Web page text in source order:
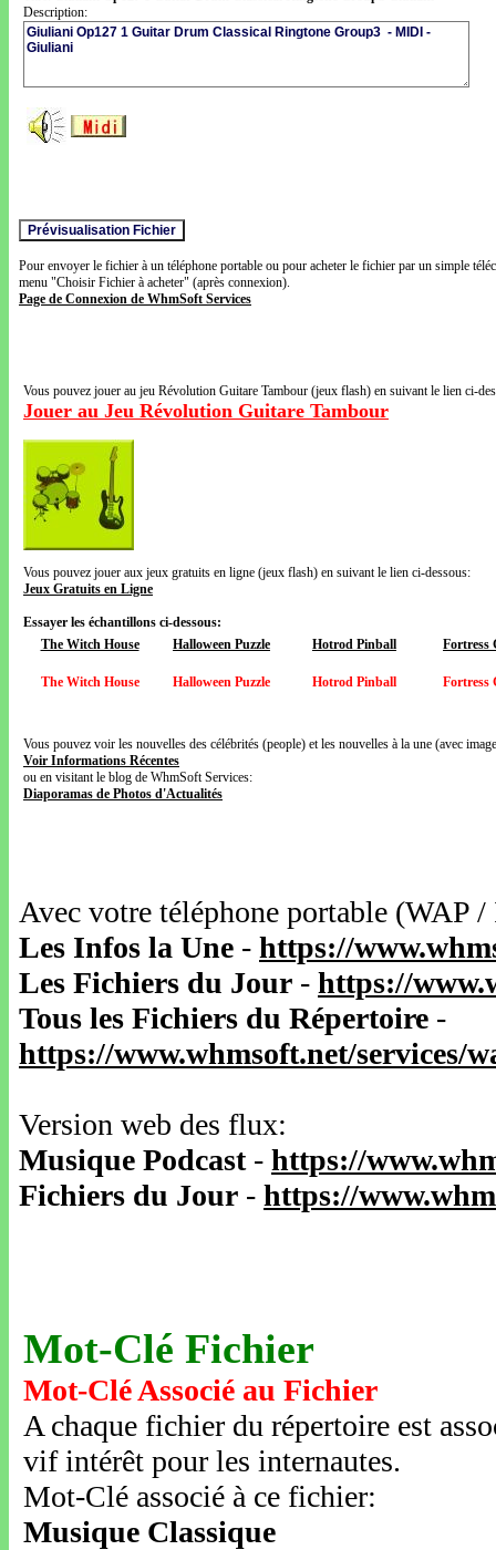
Description:
Pour envoyer le fichier à un téléphone portable ou pour acheter le fichier par un simple
menu "Choisir Fichier à acheter" (après connexion).
Page de Connexion de WhmSoft Services
Vous pouvez jouer au jeu Révolution Guitare Tambour (jeux flash) en suivant le lien ci-
Jouer au Jeu Révolution Guitare Tambour
Vous pouvez jouer aux jeux gratuits en ligne (jeux flash) en suivant le lien ci-dessous:
Jeux Gratuits en Ligne
Essayer les échantillons ci-dessous:
The Witch House
Halloween Puzzle Hotrod Pinball Fortress
The Witch House Halloween Puzzle Hotrod Pinball Fortress
Vous pouvez voir les nouvelles des célébrités (people) et les nouvelles à la une (avec
Voir Informations Récentes
ou en visitant le blog de WhmSoft Services:
Diaporamas de Photos d'Actualités
Avec votre téléphone portable
Les Infos la Une - https://
Les Fichiers du Jour - https://
Tous les Fichiers du Répertoire -
https://www.whmsoft.net/services/
Version web des flux:
Musique Podcast- https://
Fichiers du Jour - https://
Mot-Clé Fichier
Mot-Clé Associé au Fichier
A chaque fichier du répertoire est
vif intérêt pour les internautes.
Mot-Clé associé à ce fichier:
Musique Classique